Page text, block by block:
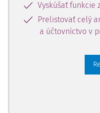
Vyskúšať funkcie
Prelistovať celý
a účtovníctvo v